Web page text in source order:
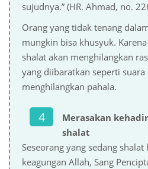
sujudnya.” (HR. Ahmad, no.
Orang yang tidak tenang
mungkin bisa khusyuk.
shalat akan menghilangkan
yang diibaratkan seperti
menghilangkan pahala.
Merasakan
shalat
Seseorang yang sedang
keagungan Allah, Sang